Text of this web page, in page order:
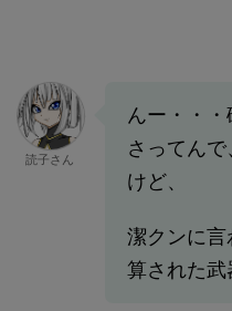
読子さん
んー・・
さってん
けど、
潔クンに
算された武